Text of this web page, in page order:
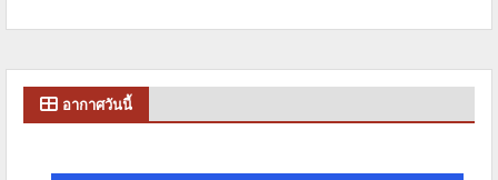
อากาศวันนี้